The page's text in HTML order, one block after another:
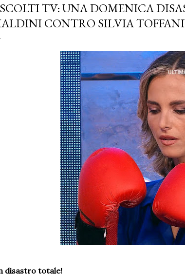
TV: UNA DOMENICA
CONTRO SILVIA
disastro totale!